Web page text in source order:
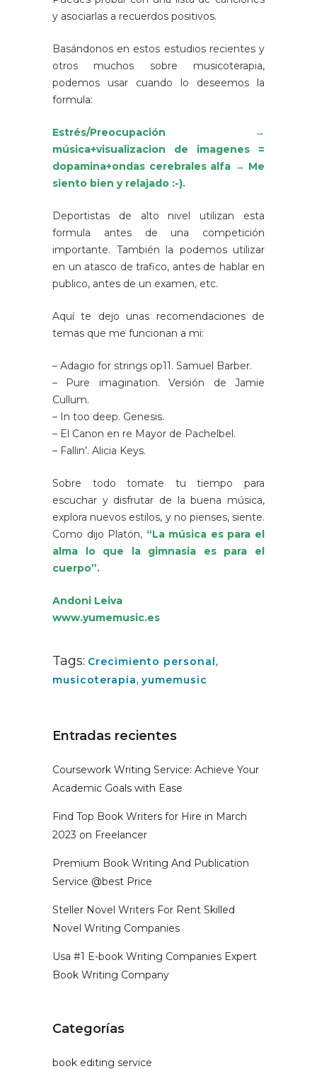
y asociarlas a recuerdos positivos.
Basándonos en estos estudios recientes y
otros muchos sobre musicoterapia,
podemos usar cuando lo deseemos la
formula:
Estrés/Preocupación →
música+visualizacion de imagenes =
dopamina+ondas cerebrales alfa → Me
siento bien y relajado :-).
Deportistas de alto nivel utilizan esta
formula antes de una competición
importante. También la podemos utilizar
en un atasco de trafico, antes de hablar en
publico, antes de un examen, etc.
Aquí te dejo unas recomendaciones de
temas que me funcionan a mi:
– Adagio for strings op11. Samuel Barber.
– Pure imagination. Versión de Jamie
Cullum.
– In too deep. Genesis.
– El Canon en re Mayor de Pachelbel.
– Fallin’. Alicia Keys.
Sobre todo tomate tu tiempo para
escuchar y disfrutar de la buena música,
explora nuevos estilos, y no pienses, siente.
Como dijo Platón, “La música es para el
alma lo que la gimnasia es para el
cuerpo”.
Andoni Leiva
www.yumemusic.es
Tags: Crecimiento personal,
musicoterapia, yumemusic
Entradas recientes
Coursework Writing Service: Achieve Your
Academic Goals with Ease
Find Top Book Writers for Hire in March
2023 on Freelancer
Premium Book Writing And Publication
Service @best Price
Steller Novel Writers For Rent Skilled
Novel Writing Companies
Usa #1 E-book Writing Companies Expert
Book Writing Company
Categorías
book editing service